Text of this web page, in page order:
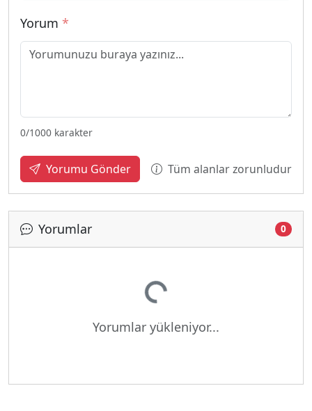
Yorum *
0/1000 karakter
Yorumu Gönder Tüm alanlar zorunludur
Yorumlar 0
Yükleniyor...
Yorumlar yükleniyor...